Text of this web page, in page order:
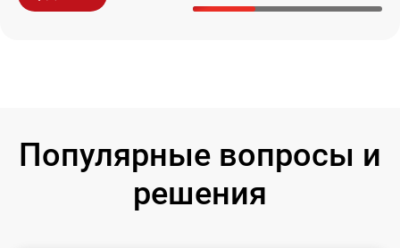
Популярные вопросы и
решения